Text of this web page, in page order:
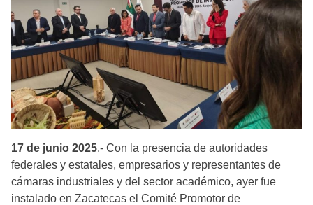
17 de junio 2025.- Con la presencia de autoridades
federales y estatales, empresarios y representantes de
cámaras industriales y del sector académico, ayer fue
instalado en Zacatecas el Comité Promotor de